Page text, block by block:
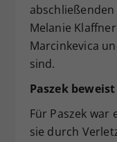
Melanie
Marcinkevica
sind.
Paszek
Für Paszek war
sie durch